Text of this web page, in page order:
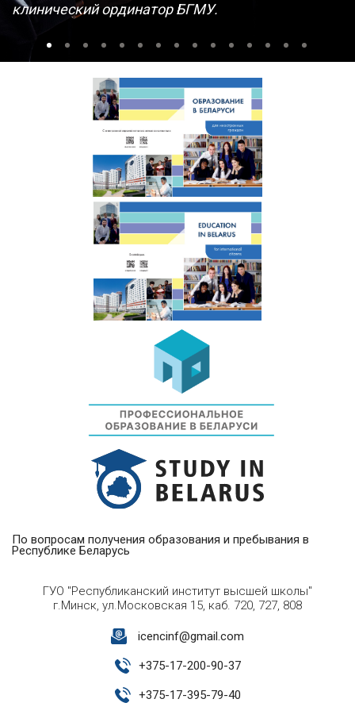
клинический ординатор БГМУ.
По вопросам получения образования и пребывания в
Республике Беларусь
ГУО "Республиканский институт высшей школы"
г.Минск, ул.Московская 15, каб. 720, 727, 808
icencinf@gmail.com
+375-17-200-90-37
+375-17-395-79-40